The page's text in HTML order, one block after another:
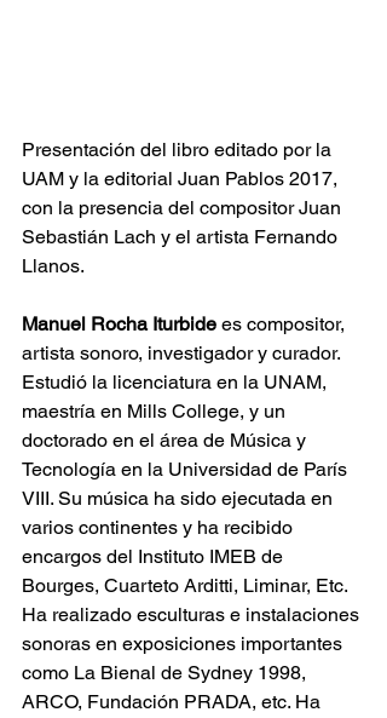
Presentación del libro editado por la
UAM y la editorial Juan Pablos 2017,
con la presencia del compositor Juan
Sebastián Lach y el artista Fernando
Llanos.
Manuel Rocha Iturbide es compositor,
artista sonoro, investigador y curador.
Estudió la licenciatura en la UNAM,
maestría en Mills College, y un
doctorado en el área de Música y
Tecnología en la Universidad de París
VIII. Su música ha sido ejecutada en
varios continentes y ha recibido
encargos del Instituto IMEB de
Bourges, Cuarteto Arditti, Liminar, Etc.
Ha realizado esculturas e instalaciones
sonoras en exposiciones importantes
como La Bienal de Sydney 1998,
ARCO, Fundación PRADA, etc. Ha